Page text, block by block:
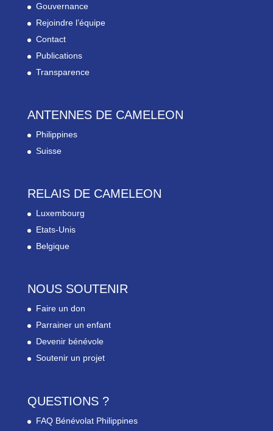
Gouvernance
Rejoindre l’équipe
Contact
Publications
Transparence
ANTENNES DE CAMELEON
Philippines
Suisse
RELAIS DE CAMELEON
Luxembourg
Etats-Unis
Belgique
NOUS SOUTENIR
Faire un don
Parrainer un enfant
Devenir bénévole
Soutenir un projet
QUESTIONS ?
FAQ Bénévolat Philippines